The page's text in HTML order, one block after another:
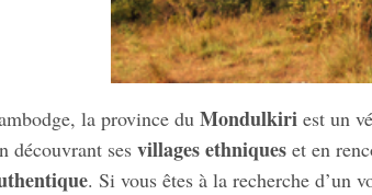
la province du Mondulkiri est un
découvrant ses villages ethniques et en
. Si vous êtes à la recherche d’un